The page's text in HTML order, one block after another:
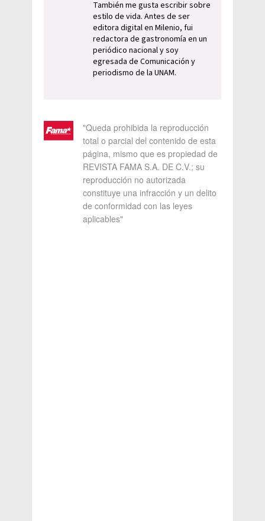
También me gusta escribir sobre
estilo de vida. Antes de ser
editora digital en Milenio, fui
redactora de gastronomía en un
periódico nacional y soy
egresada de Comunicación y
periodismo de la UNAM.
"Queda prohibida la reproducción
total o parcial del contenido de esta
página, mismo que es propiedad de
REVISTA FAMA S.A. DE C.V.; su
reproducción no autorizada
constituye una infracción y un delito
de conformidad con las leyes
aplicables"